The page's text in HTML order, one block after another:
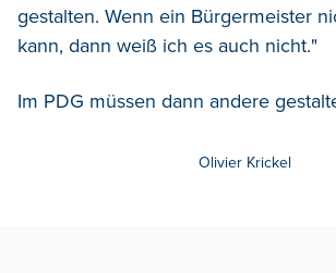
gestalten. Wenn ein Bürgermeister
kann, dann weiß ich es auch nicht."
Im PDG müssen dann andere
Olivier Krickel